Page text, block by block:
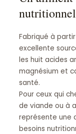
Fabriqué à
excellente
les huit acides
magnésium et
santé.
Pour ceux qui
de viande ou à
représente une
besoins